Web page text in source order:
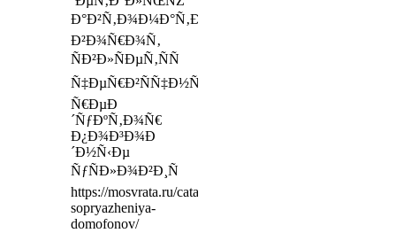
Ð°Ð²Ñ‚Ð¾Ð¼Ð°Ñ‚Ð¸Ñ‡ÐµÑÐºÐ¸Ñ…
Ð²Ð¾Ñ€Ð¾Ñ‚
ÑÐ²Ð»ÑÐµÑ‚ÑÑ
Ñ‡ÐµÑ€Ð²ÑÑ‡Ð½Ñ‹Ð¹
Ñ€ÐµÐ
´ÑƒÐºÑ‚Ð¾Ñ€
Ð¿Ð¾Ð³Ð¾Ð
´Ð½Ñ‹Ðµ
ÑƒÑÐ»Ð¾Ð²Ð¸Ñ
https://mosvrata.ru/catalog/videodomofon/moduli-
sopryazheniya-
domofonov/